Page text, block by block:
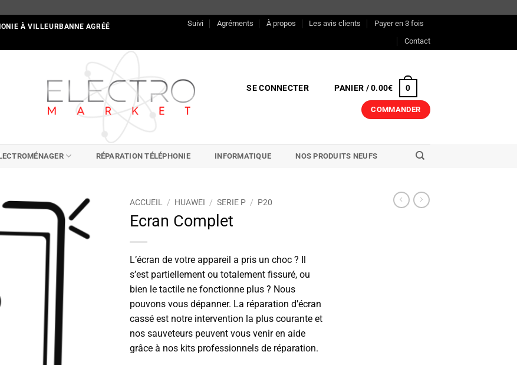
À VILLEURBANNE AGRÉÉ
Suivi Agréments À propos Les avis clients
Payer en 3 fois
Contact
SE CONNECTER PANIER /0.00€ 0
COMMANDER
RÉPARATION TÉLÉPHONIE INFORMATIQUE NOS PRODUITS NEUFS
ACCUEIL / HUAWEI / SERIE P / P20
Ecran Complet
L’écran de votre appareil a pris un choc ? Il
s’est partiellement ou totalement fissuré, ou
bien le tactile ne fonctionne plus ? Nous
pouvons vous dépanner. La réparation d’écran
cassé est notre intervention la plus courante et
nos sauveteurs peuvent vous venir en aide
grâce à nos kits professionnels de réparation.